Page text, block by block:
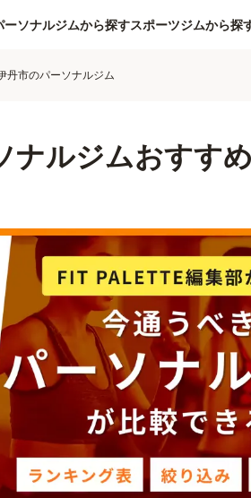
ーソナルジムから探すスポーツジムから探
丹市のパーソナルジム
ナルジムおすす